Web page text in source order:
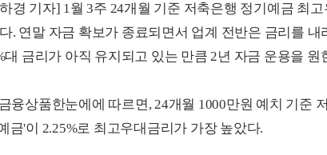
경 기자] 1월 3주 24개월 기준 저축은행 정기예금 최
. 연말 자금 확보가 종료되면서 업계 전반은 금리를
대 금리가 아직 유지되고 있는 만큼 2년 자금 운용을
융상품한눈에에 따르면, 24개월 1000만원 예치 기준
금'이 2.25%로 최고우대금리가 가장 높았다.